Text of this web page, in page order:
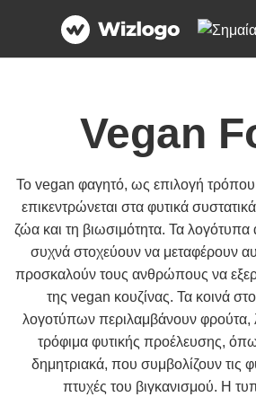
Vegan
Το vegan φαγητό, ως επιλογή τρόπου
επικεντρώνεται στα φυτικά
ζώα και τη βιωσιμότητα. Τα λογότυπα
συχνά στοχεύουν να μεταφέρουν
προσκαλούν τους ανθρώπους να
της vegan κουζίνας. Τα κοινά
λογοτύπων περιλαμβάνουν φρούτα,
τρόφιμα φυτικής προέλευσης,
δημητριακά, που συμβολίζουν τις
πτυχές του βιγκανισμού. Η